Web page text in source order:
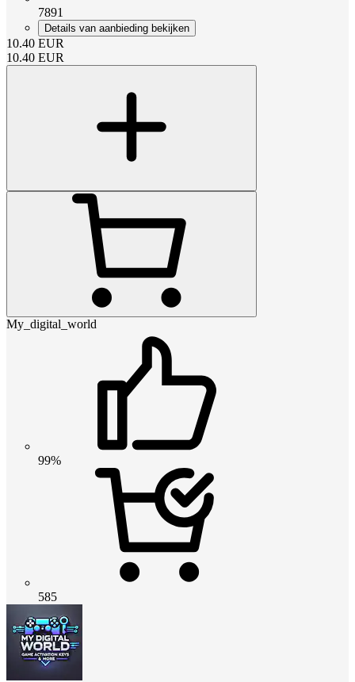
7891
Details van aanbieding bekijken
10.40 EUR
10.40 EUR
My_digital_world
99%
585